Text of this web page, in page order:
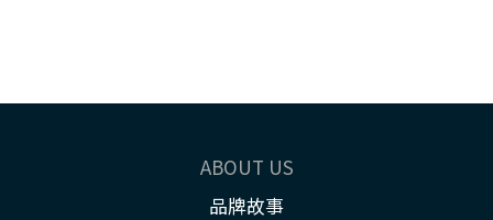
ABOUT US
品牌故事